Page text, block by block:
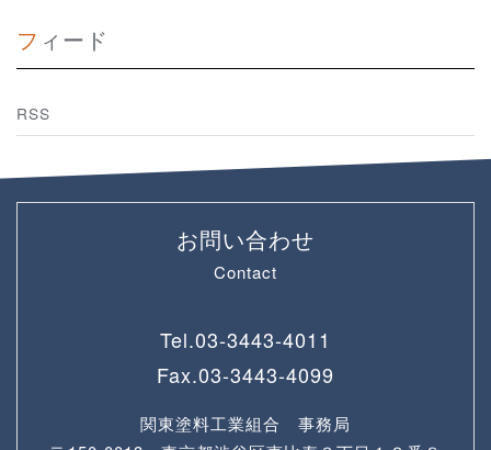
フィード
RSS
お問い合わせ
Contact
Tel.03-3443-4011
Fax.03-3443-4099
関東塗料工業組合 事務局